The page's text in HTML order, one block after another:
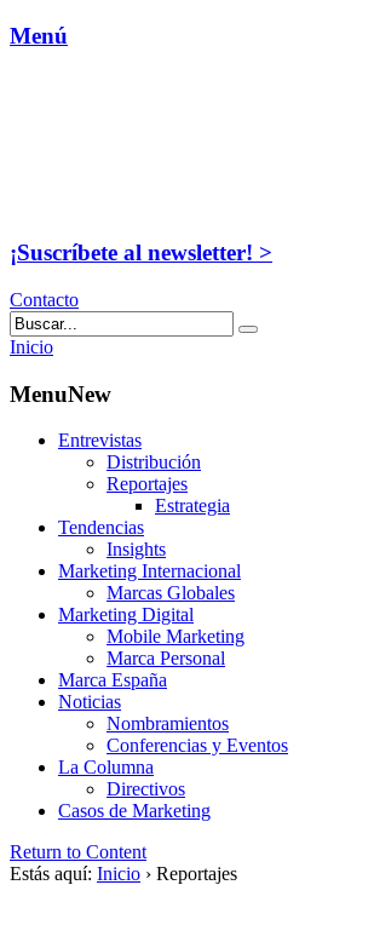
Menú
¡Suscríbete al newsletter! >
Contacto
Inicio
MenuNew
Entrevistas
Distribución
Reportajes
Estrategia
Tendencias
Insights
Marketing Internacional
Marcas Globales
Marketing Digital
Mobile Marketing
Marca Personal
Marca España
Noticias
Nombramientos
Conferencias y Eventos
La Columna
Directivos
Casos de Marketing
Return to Content
Estás aquí: Inicio › Reportajes